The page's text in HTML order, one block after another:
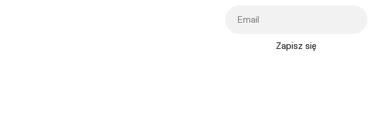
Zapisz się